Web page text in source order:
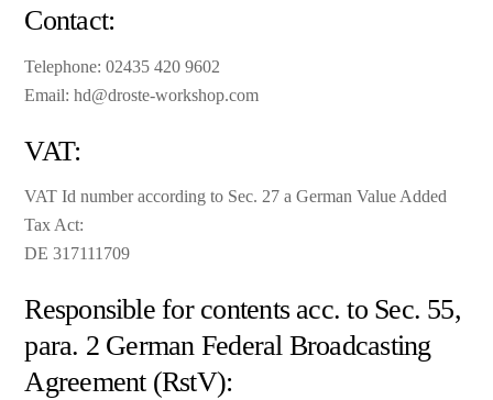
Contact:
Telephone: 02435 420 9602
Email: hd@droste-workshop.com
VAT:
VAT Id number according to Sec. 27 a German Value Added
Tax Act:
DE 317111709
Responsible for contents acc. to Sec. 55,
para. 2 German Federal Broadcasting
Agreement (RstV):